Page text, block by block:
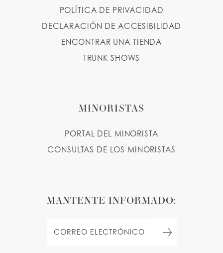
POLÍTICA DE PRIVACIDAD
DECLARACIÓN DE ACCESIBILIDAD
ENCONTRAR UNA TIENDA
TRUNK SHOWS
MINORISTAS
PORTAL DEL MINORISTA
CONSULTAS DE LOS MINORISTAS
MANTENTE INFORMADO: